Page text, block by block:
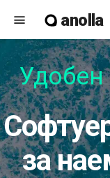
menu anolla
Удобен
софтуер за резервации
за